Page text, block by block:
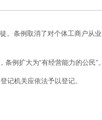
。条例取消了对个体工商户从业
例扩大为“有经营能力的公民”。
记机关应依法予以登记。